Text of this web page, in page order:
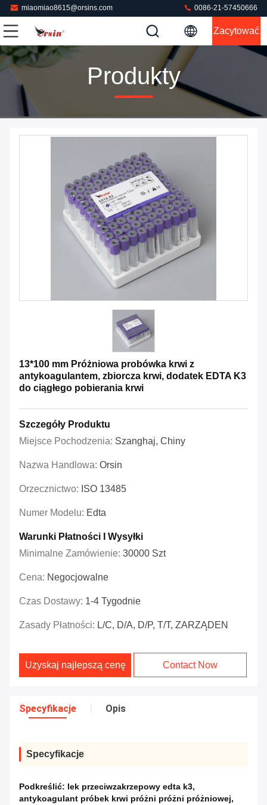
miaomiao8615@orsins.com 0086-21-57450666
Zacytować
Produkty
13*100 mm Próżniowa probówka krwi z
antykoagulantem, zbiorcza krwi, dodatek EDTA K3
do ciągłego pobierania krwi
Szczegóły Produktu
Miejsce Pochodzenia: Szanghaj, Chiny
Nazwa Handlowa: Orsin
Orzecznictwo: ISO 13485
Numer Modelu: Edta
Warunki Płatności I Wysyłki
Minimalne Zamówienie: 30000 Szt
Cena: Negocjowalne
Czas Dostawy: 1-4 Tygodnie
Zasady Płatności: L/C, D/A, D/P, T/T, ZARZĄDEN
Uzyskaj najlepszą cenę Contact Now
Specyfikacje Opis
Specyfikacje
Podkreślić: lek przeciwzakrzepowy edta k3,
antykoagulant próbek krwi próżni próżni próżniowej,